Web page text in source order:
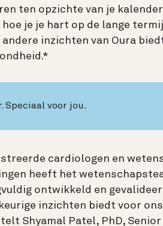
ten opzichte van je
hoe je je hart op de lange
inzichten van Oura
Speciaal voor jou.
cardiologen en
heeft het
ontwikkeld en
inzichten biedt voor
Shyamal Patel, PhD,